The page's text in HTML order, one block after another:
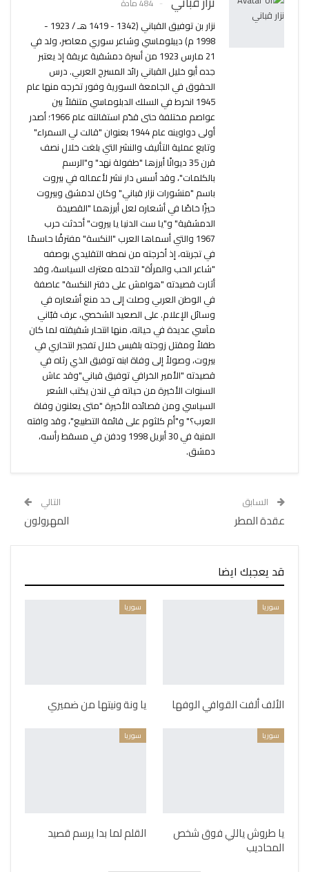
484 مادة
نزار بن توفيق القباني (1342 - 1419 هـ / 1923 -
1998 م) ديبلوماسي وشاعر سوري معاصر، ولد في
21 مارس 1923 من أسرة دمشقية عريقة إذ يعتبر
جده أبو خليل القباني رائد المسرح العربي. درس
الحقوق في الجامعة السورية وفور تخرجه منها عام
1945 انخرط في السلك الدبلوماسي متنقلاً بين
عواصم مختلفة حتى قدّم استقالته عام 1966؛ أصدر
أولى دواوينه عام 1944 بعنوان "قالت لي السمراء"
وتابع عملية التأليف والنشر التي بلغت خلال نصف
قرن 35 ديوانًا أبرزها "طفولة نهد" و"الرسم
بالكلمات"، وقد أسس دار نشر لأعماله في بيروت
باسم "منشورات نزار قباني" وكان لدمشق وبيروت
حيزًا خاصًا في أشعاره لعل أبرزهما "القصيدة
الدمشقية" و"يا ست الدنيا يا بيروت" أحدثت حرب
1967 والتي أسماها العرب "النكسة" مفترقًا حاسمًا
في تجربته، إذ أخرجته من نمطه التقليدي بوصفه
"شاعر الحب والمرأة" لتدخله معترك السياسة، وقد
أثارت قصيدته "هوامش على دفتر النكسة" عاصفة
في الوطن العربي وصلت إلى حد منع أشعاره في
وسائل الإعلام. على الصعيد الشخصي، عرف قبّاني
مآسي عديدة في حياته، منها انتحار شقيقته لما كان
طفلاً ومقتل زوجته بلقيس خلال تفجير انتحاري في
بيروت، وصولاً إلى وفاة ابنه توفيق الذي رثاه في
قصيدته "الأمير الخرافي توفيق قباني"وقد عاش
السنوات الأخيرة من حياته في لندن يكتب الشعر
السياسي ومن قصائده الأخيرة "متى يعلنون وفاة
العرب؟" و"أم كلثوم على قائمة التطبيع"، وقد وافته
المنية في 30 أبريل 1998 ودفن في مسقط رأسه،
دمشق.
السابق
عقدة المطر
التالي
المهرولون
قد يعجبك ايضا
سوريا
الألف ألفت القوافي الوفها
سوريا
يا ونة ونيتها من ضميري
سوريا
يا طروش ياللي فوق شخص
المحاديب
سوريا
القلم لما بدا يرسم قصيد